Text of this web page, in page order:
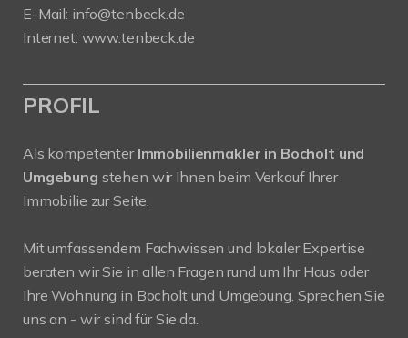
E-Mail: info@tenbeck.de
Internet: www.tenbeck.de
PROFIL
Als kompetenter Immobilienmakler in Bocholt und
Umgebung stehen wir Ihnen beim Verkauf Ihrer
Immobilie zur Seite.
Mit umfassendem Fachwissen und lokaler Expertise
beraten wir Sie in allen Fragen rund um Ihr Haus oder
Ihre Wohnung in Bocholt und Umgebung. Sprechen Sie
uns an - wir sind für Sie da.